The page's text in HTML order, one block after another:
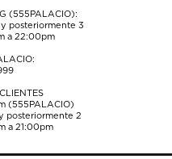
(555PALACIO):
posteriormente 3
a 22:00pm
(555PALACIO)
posteriormente 2
a 21:00pm